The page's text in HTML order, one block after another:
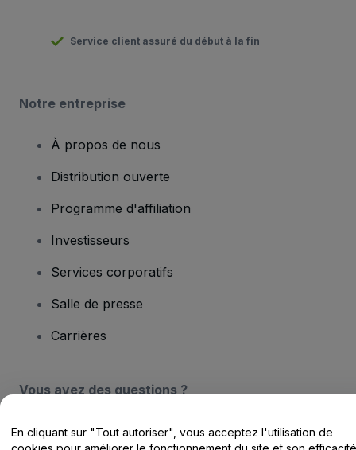
Service client assuré du début à la fin
Notre entreprise
À propos de nous
Distribution ouverte
Programme d'affiliation
Investisseurs
Services corporatifs
Salle de presse
Carrières
Vous avez des questions ?
Centre d'assistance / Nous contacter
En cliquant sur "Tout autoriser", vous acceptez l'utilisation de